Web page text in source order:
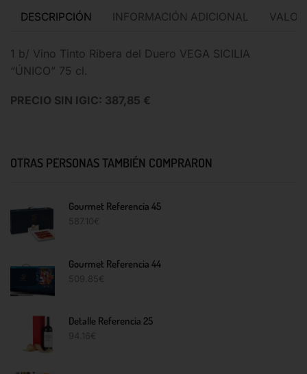
DESCRIPCIÓN INFORMACIÓN ADICIONAL
1 b/ Vino Tinto Ribera del Duero VEGA SICILIA
“ÚNICO” 75 cl.
PRECIO SIN IGIC: 387,85 €
OTRAS PERSONAS TAMBIÉN COMPRARON
Gourmet Referencia 45
587.10€
Gourmet Referencia 44
509.85 €
Detalle Referencia 25
94.16 €